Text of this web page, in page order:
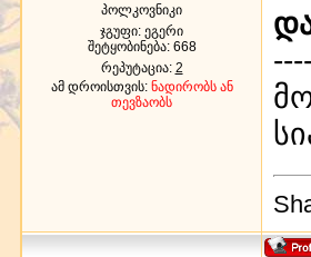
პოლკოვნიკი
ჯგუფი: ეგერი
შეტყობინება: 668
რეპუტაცია: 2
ამ დროისთვის: ნადირობს ან
თევზაობს